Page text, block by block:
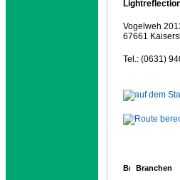
Vogelweh
67661
Tel.: (0631)
Branchen